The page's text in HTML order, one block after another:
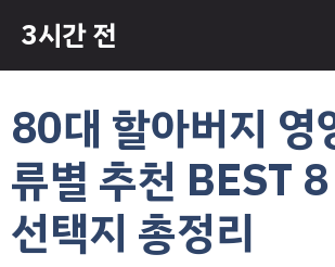
츠
건
너
3시간 전
80대 할아버지 영
류별 추천 BEST
선택지 총정리